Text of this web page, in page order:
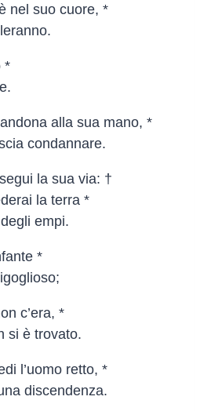
nel suo cuore, *
*
alla sua mano, *
condannare.
la sua via: †
la terra *
empi.
*
c’era, *
si è trovato.
l’uomo retto, *
discendenza.